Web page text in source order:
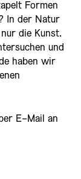
Formen
In der Natur
die Kunst.
und
haben wir
E-Mail an